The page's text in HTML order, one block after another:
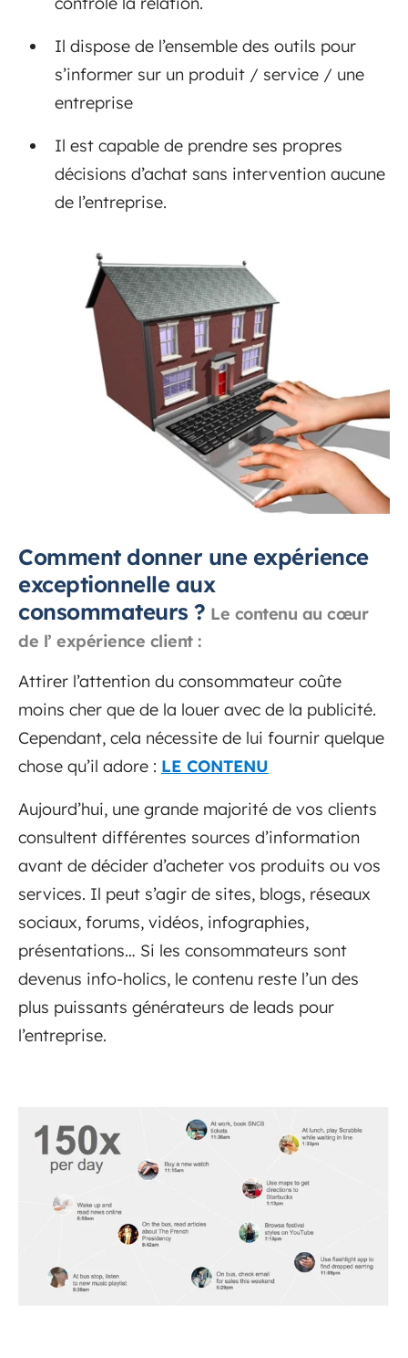
Il dispose de l’ensemble des outils pour
s’informer sur un produit / service / une
entreprise
Il est capable de prendre ses propres
décisions d’achat sans intervention aucune
de l’entreprise.
Comment donner une expérience
exceptionnelle aux
consommateurs ? Le contenu au cœur
de l’ expérience client :
Attirer l’attention du consommateur coûte
moins cher que de la louer avec de la publicité.
Cependant, cela nécessite de lui fournir quelque
chose qu’il adore : LE CONTENU
Aujourd’hui, une grande majorité de vos clients
consultent différentes sources d’information
avant de décider d’acheter vos produits ou vos
services. Il peut s’agir de sites, blogs, réseaux
sociaux, forums, vidéos, infographies,
présentations… Si les consommateurs sont
devenus info-holics, le contenu reste l’un des
plus puissants générateurs de leads pour
l’entreprise.